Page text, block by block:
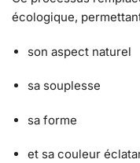
écologique,
son aspect naturel
sa souplesse
sa forme
et sa couleur